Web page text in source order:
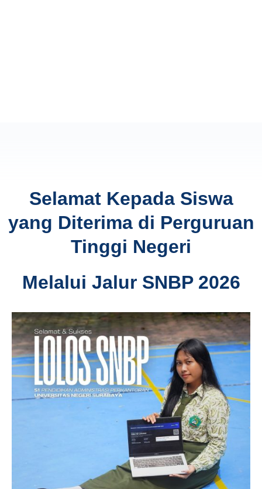
Selamat Kepada Siswa
yang Diterima di Perguruan
Tinggi Negeri
Melalui Jalur SNBP 2026